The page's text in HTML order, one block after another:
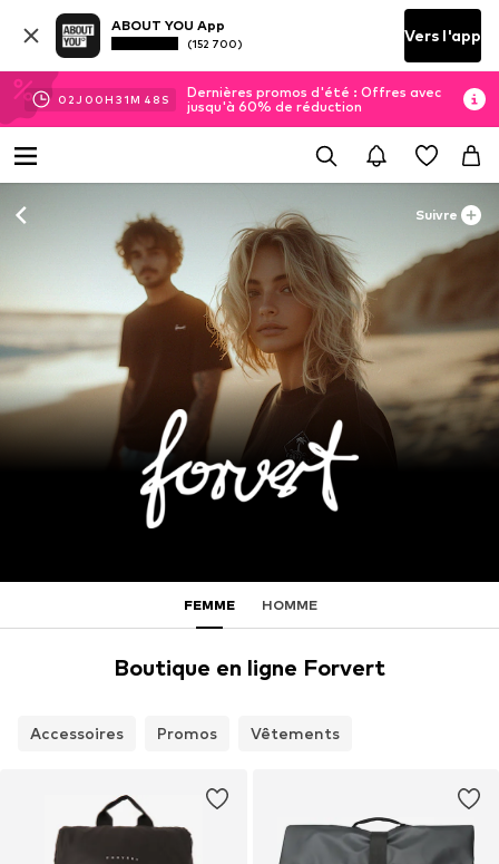
ABOUT YOU App
(152 700) Vers l'app
02J 00H 31M 47 S
Dernières promos d'été : Offres avec
jusqu'à 60% de réduction
Suivre
FEMME HOMME
Boutique en ligne Forvert
Accessoires Promos Vêtements